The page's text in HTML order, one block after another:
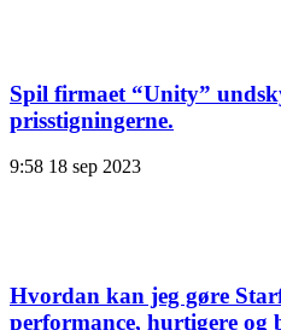
Spil firmaet “Unity”
prisstigningerne.
9:58 18 sep 2023
Hvordan kan jeg gøre
performance, hurtigere og